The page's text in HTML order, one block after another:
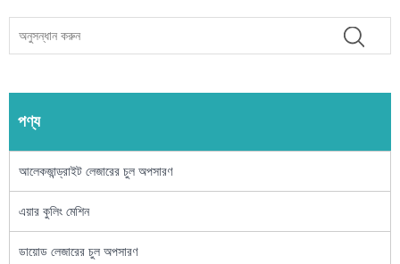
পণ্য
আলেকজান্ড্রাইট লেজারের চুল অপসারণ
এয়ার কুলিং মেশিন
ডায়োড লেজারের চুল অপসারণ